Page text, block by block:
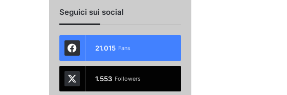
Seguici sui social
21.015 Fans
1.553 Followers